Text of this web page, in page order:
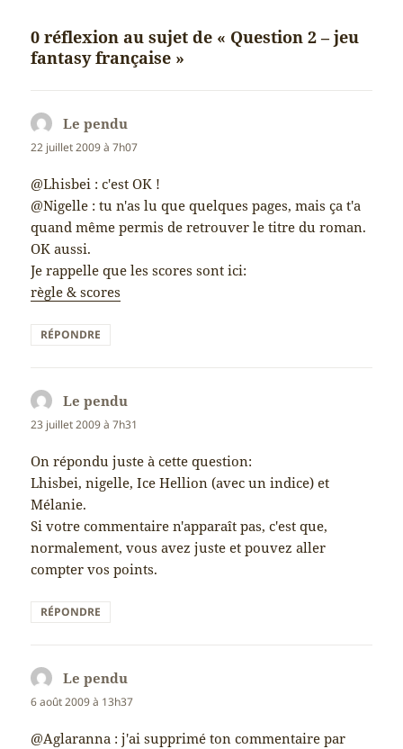
0 réflexion au sujet de « Question 2 – jeu
fantasy française »
Le pendu
22 juillet 2009 à 7h07
@Lhisbei : c'est OK !
@Nigelle : tu n'as lu que quelques pages, mais ça t'a
quand même permis de retrouver le titre du roman.
OK aussi.
Je rappelle que les scores sont ici:
règle & scores
RÉPONDRE
Le pendu
23 juillet 2009 à 7h31
On répondu juste à cette question:
Lhisbei, nigelle, Ice Hellion (avec un indice) et
Mélanie.
Si votre commentaire n'apparaît pas, c'est que,
normalement, vous avez juste et pouvez aller
compter vos points.
RÉPONDRE
Le pendu
6 août 2009 à 13h37
@Aglaranna : j'ai supprimé ton commentaire par